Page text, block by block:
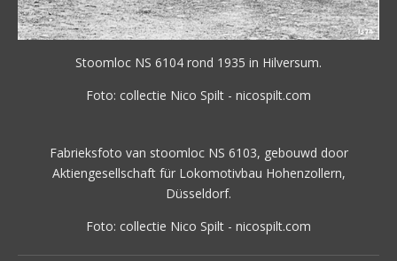
Stoomloc NS 6104 rond 1935 in Hilversum.
Foto: collectie Nico Spilt - nicospilt.com
Fabrieksfoto van stoomloc NS 6103, gebouwd door
Aktiengesellschaft für Lokomotivbau Hohenzollern,
Düsseldorf.
Foto: collectie Nico Spilt - nicospilt.com